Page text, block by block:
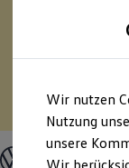
Hauptinhalt
springen
Footer
springen
75 %
pro Monat Geld
unserem
Zum
Nutzfahrzeuge
Modelle &
Wir nutzen
Nutzung
unsere
Wir